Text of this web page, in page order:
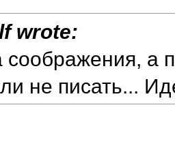
wrote:
соображения, а
не писать...